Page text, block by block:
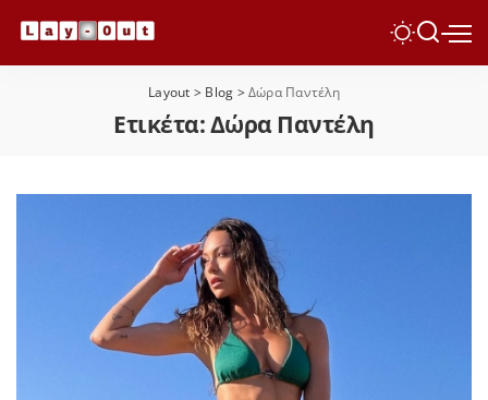
Layout > Blog >Δώρα Παντέλη
Ετικέτα:Δώρα Παντέλη